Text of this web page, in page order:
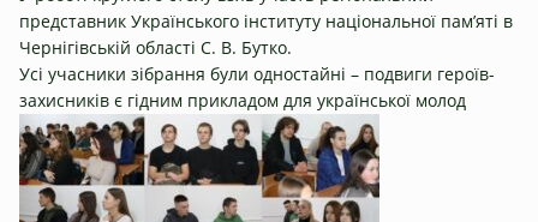
представник Українського інституту національної пам’яті в
Чернігівській області С. В. Бутко.
Усі учасники зібрання були одностайні – подвиги героїв-
захисників є гідним прикладом для української молод